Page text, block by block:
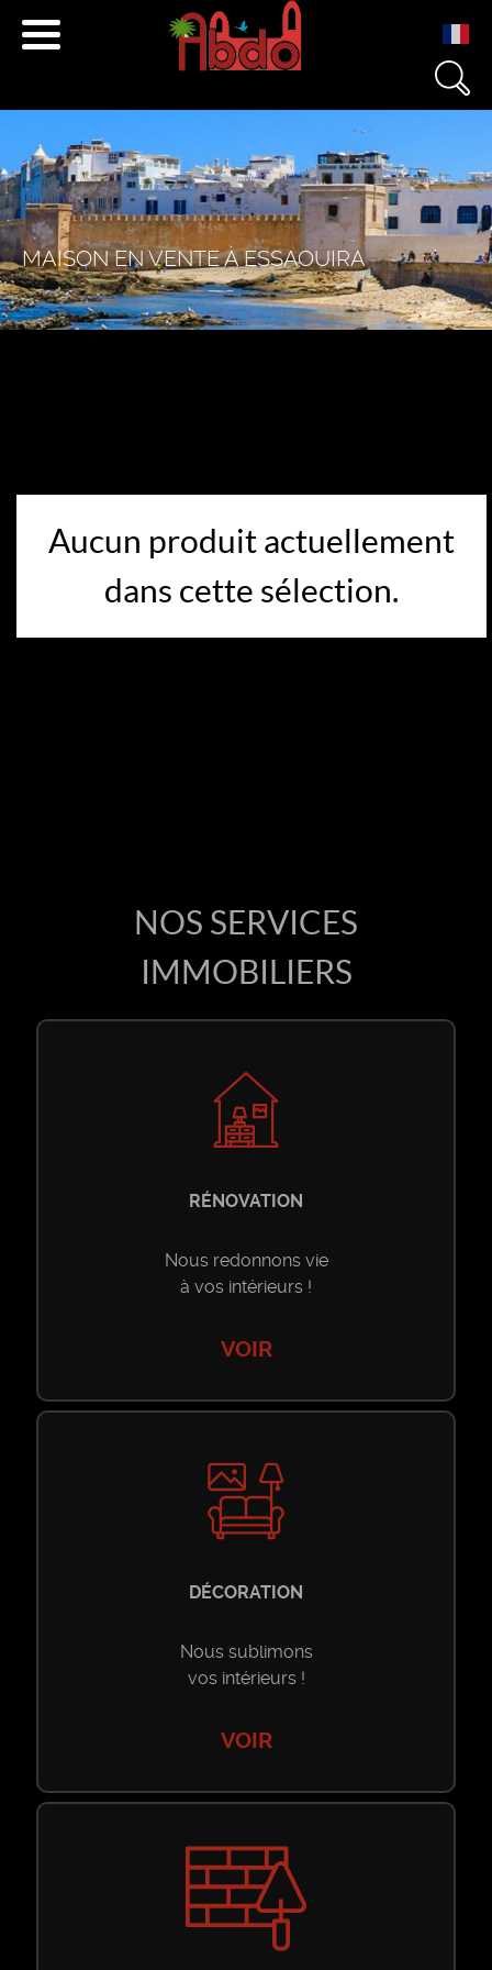
+212 671 040 501
+212 666 233 454
contact@essaouira.immo
MAISON EN VENTE À ESSAOUIRA
Aucun produit actuellement
dans cette sélection.
NOS SERVICES
IMMOBILIERS
RÉNOVATION
Nous redonnons vie
à vos intérieurs !
VOIR
DÉCORATION
Nous sublimons
vos intérieurs !
VOIR